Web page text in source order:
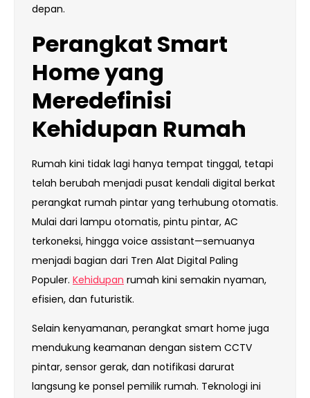
depan.
Perangkat Smart
Home yang
Meredefinisi
Kehidupan Rumah
Rumah kini tidak lagi hanya tempat tinggal, tetapi
telah berubah menjadi pusat kendali digital berkat
perangkat rumah pintar yang terhubung otomatis.
Mulai dari lampu otomatis, pintu pintar, AC
terkoneksi, hingga voice assistant—semuanya
menjadi bagian dari Tren Alat Digital Paling
Populer. Kehidupan rumah kini semakin nyaman,
efisien, dan futuristik.
Selain kenyamanan, perangkat smart home juga
mendukung keamanan dengan sistem CCTV
pintar, sensor gerak, dan notifikasi darurat
langsung ke ponsel pemilik rumah. Teknologi ini